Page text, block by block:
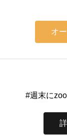
オ
#週末に